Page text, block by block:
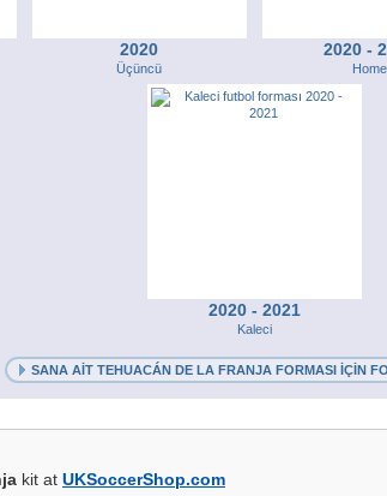
2020
Üçüncü
2020 -
Home
2020 - 2021
Kaleci
SANA AIT TEHUACÁN DE LA FRANJA FORMASI IÇIN
kit at UKSoccerShop.com